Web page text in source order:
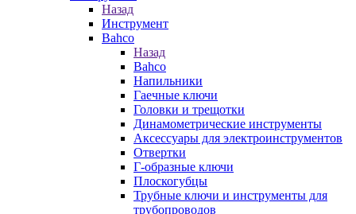
Назад
Инструмент
Bahco
Назад
Bahco
Напильники
Гаечные ключи
Головки и трещотки
Динамометрические инструменты
Аксессуары для электроинструментов
Отвертки
Г-образные ключи
Плоскогубцы
Трубные ключи и инструменты для
трубопроводов